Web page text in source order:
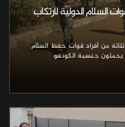
السلام الدولية لارتكاب
من أفراد قوات حفظ السلام
يحملون جنسية الكونغو